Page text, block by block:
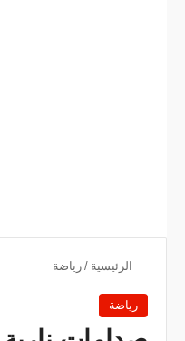
الرئيسية / رياضة
رياضة